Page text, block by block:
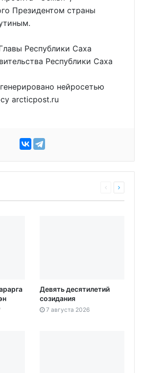
Президентом страны
Республики Саха
Республики Саха
нейросетью
arcticpost.ru
Девять десятилетий
созидания
7 августа 2026